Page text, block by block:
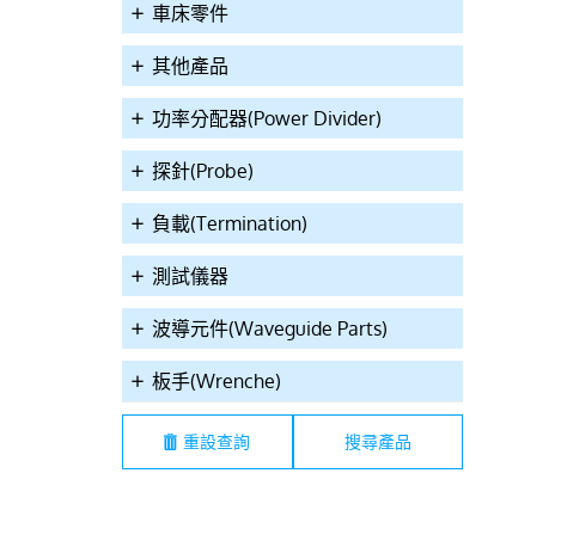
車床零件
其他產品
功率分配器(Power Divider)
探針(Probe)
負載(Termination)
測試儀器
波導元件(Waveguide Parts)
板手(Wrenche)
重設查詢
00200CA2GHA02L